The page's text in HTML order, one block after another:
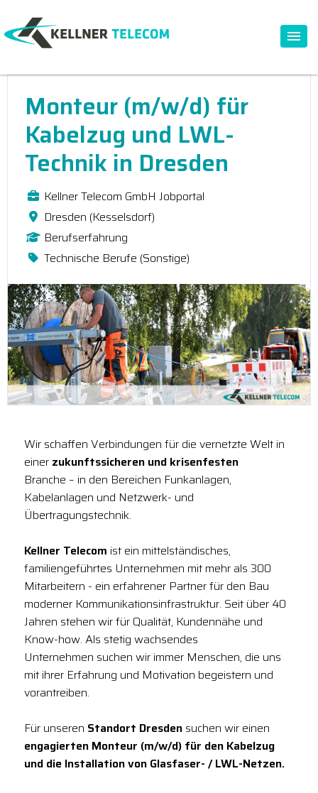
Monteur (m/w/d) für
Kabelzug und LWL-
Technik in Dresden
Kellner Telecom GmbH Jobportal
Dresden (Kesselsdorf)
Berufserfahrung
Technische Berufe (Sonstige)
Wir schaffen Verbindungen für die vernetzte Welt in
einer zukunftssicheren und krisenfesten
Branche – in den Bereichen Funkanlagen,
Kabelanlagen und Netzwerk- und
Übertragungstechnik.
Kellner Telecom ist ein mittelständisches,
familiengeführtes Unternehmen mit mehr als 300
Mitarbeitern - ein erfahrener Partner für den Bau
moderner Kommunikationsinfrastruktur. Seit über 40
Jahren stehen wir für Qualität, Kundennähe und
Know-how. Als stetig wachsendes
Unternehmen suchen wir immer Menschen, die uns
mit ihrer Erfahrung und Motivation begeistern und
vorantreiben.
Für unseren Standort Dresden suchen wir einen
engagierten Monteur (m/w/d) für den Kabelzug
und die Installation von Glasfaser- / LWL-Netzen.